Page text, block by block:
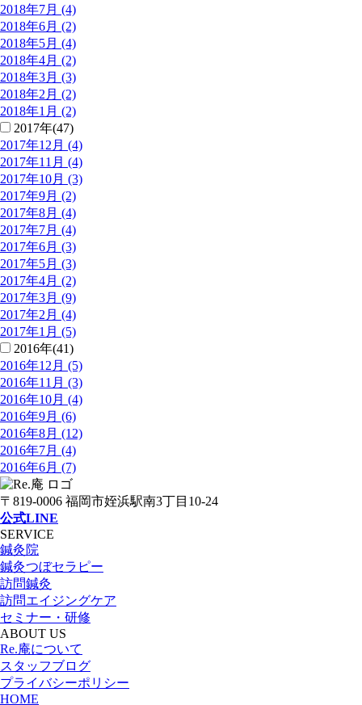
2018年7月 (4)
2018年6月 (2)
2018年5月 (4)
2018年4月 (2)
2018年3月 (3)
2018年2月 (2)
2018年1月 (2)
2017年(47)
2017年12月 (4)
2017年11月 (4)
2017年10月 (3)
2017年9月 (2)
2017年8月 (4)
2017年7月 (4)
2017年6月 (3)
2017年5月 (3)
2017年4月 (2)
2017年3月 (9)
2017年2月 (4)
2017年1月 (5)
2016年(41)
2016年12月 (5)
2016年11月 (3)
2016年10月 (4)
2016年9月 (6)
2016年8月 (12)
2016年7月 (4)
2016年6月 (7)
〒819-0006 福岡市姪浜駅南3丁目10-24
公式LINE
SERVICE
鍼灸院
鍼灸つぼセラピー
訪問鍼灸
訪問エイジングケア
セミナー・研修
ABOUT US
Re.庵について
スタッフブログ
プライバシーポリシー
HOME